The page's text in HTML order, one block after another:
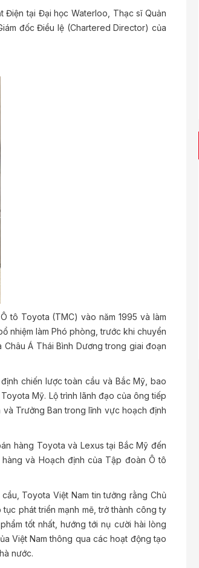
Điện tại Đại học Waterloo, Thạc sĩ Quản
đốc Điều lệ (Chartered Director) của
tô Toyota (TMC) vào năm 1995 và làm
nhiệm làm Phó phòng, trước khi chuyển
Á Thái Bình Dương trong giai đoạn
chiến lược toàn cầu và Bắc Mỹ, bao
Mỹ. Lộ trình lãnh đạo của ông tiếp
Trưởng Ban trong lĩnh vực hoạch định
hàng Toyota và Lexus tại Bắc Mỹ đến
và Hoạch định của Tập đoàn Ô tô
Toyota Việt Nam tin tưởng rằng Chủ
phát triển mạnh mẽ, trở thành công ty
tốt nhất, hướng tới nụ cười hài lòng
Việt Nam thông qua các hoạt động tạo
nước.